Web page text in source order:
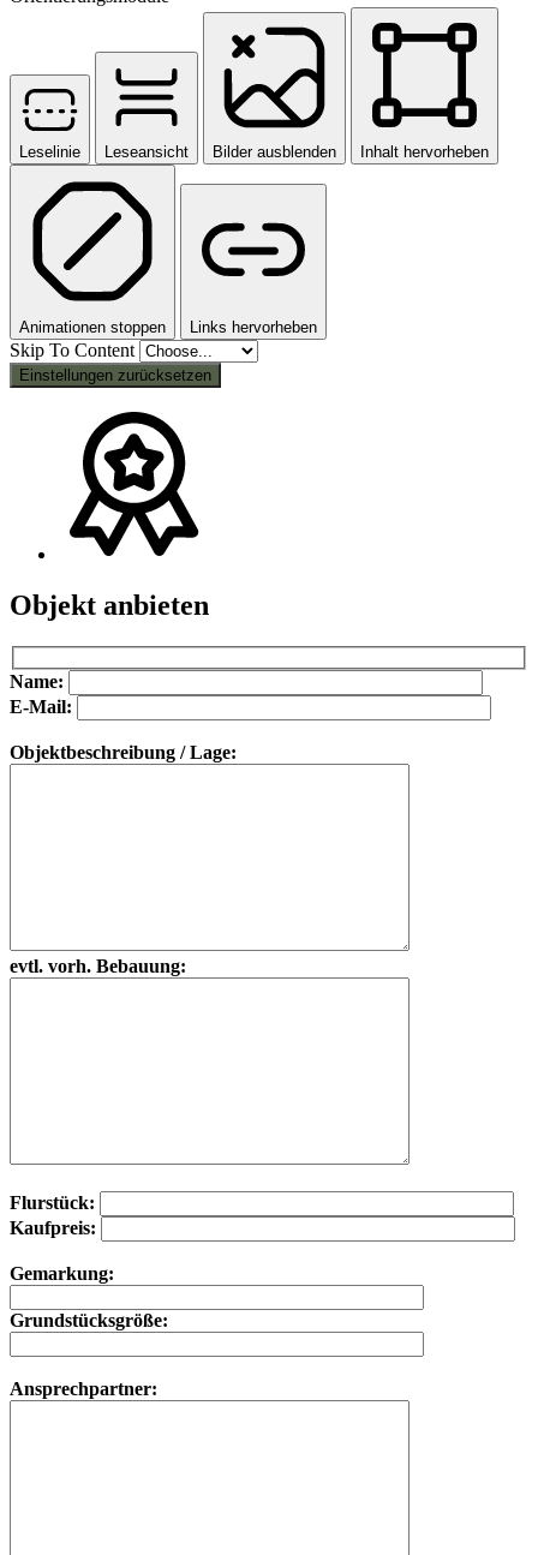
Leselinie Leseansicht Bilder ausblenden Inhalt hervorheben
Animationen stoppen Links hervorheben
Skip To Content
Einstellungen zurücksetzen
Objekt anbieten
Bitte lasse dieses Feld leer.
Bitte lasse dieses Feld leer.
Name:
E-Mail:
Objektbeschreibung / Lage:
evtl. vorh. Bebauung:
Flurstück:
Kaufpreis:
Gemarkung:
Grundstücksgröße:
Ansprechpartner: